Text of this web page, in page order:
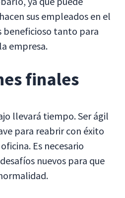
sus empleados en el
beneficioso tanto para
empresa.
finales
llevará tiempo. Ser ágil
para reabrir con éxito
Es necesario
nuevos para que